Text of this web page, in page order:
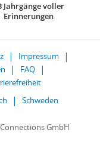
Jahrgänge voller
Erinnerungen
Impressum
FAQ
Schweden
GmbH